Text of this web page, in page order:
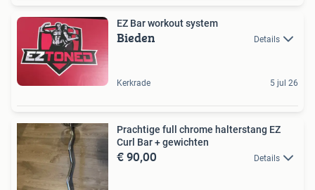
EZ Bar workout system
Bieden Details
Kerkrade 5 jul 26
Prachtige full chrome halterstang EZ
Curl Bar + gewichten
€ 90,00 Details